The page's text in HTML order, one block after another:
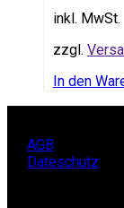
inkl. MwSt.
zzgl.
In den
AGB
Dateschutz